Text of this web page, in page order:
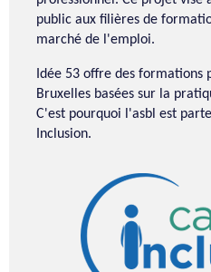
public aux filières de
marché de l'emploi.
Idée 53 offre des formations
Bruxelles basées sur la
C'est pourquoi l'asbl est
Inclusion.